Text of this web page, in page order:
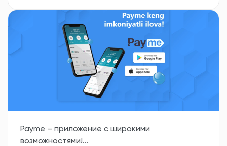
Payme – приложение с широкими
возможностями!...